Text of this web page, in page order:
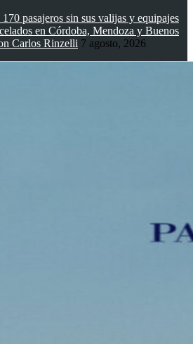
pasajeros sin sus valijas y equipajes
en Córdoba, Mendoza y Buenos
Carlos Rinzelli 7 agosto, 2026